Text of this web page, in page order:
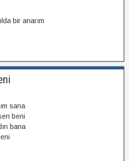
bir anarım
sana
beni
bana